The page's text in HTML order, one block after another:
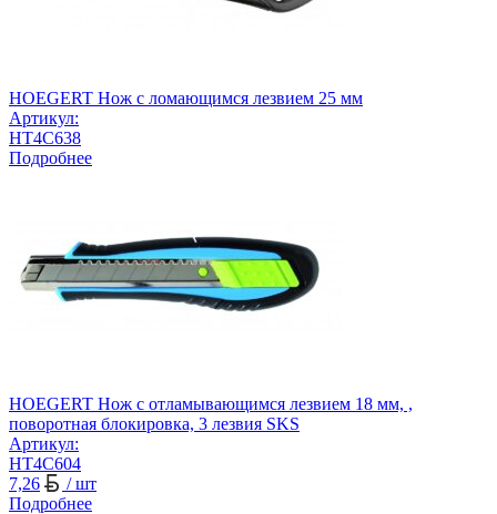
HOEGERT Нож с ломающимся лезвием 25 мм
Артикул:
HT4C638
Подробнее
HOEGERT Нож с отламывающимся лезвием 18 мм, ,
поворотная блокировка, 3 лезвия SKS
Артикул:
HT4C604
7,26
/ шт
Подробнее